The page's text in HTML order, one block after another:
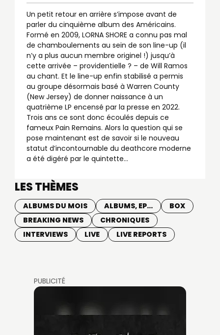
Un petit retour en arrière s’impose avant de
parler du cinquième album des Américains.
Formé en 2009, LORNA SHORE a connu pas mal
de chamboulements au sein de son line-up (il
n’y a plus aucun membre originel !) jusqu’à
cette arrivée – providentielle ? – de Will Ramos
au chant. Et le line-up enfin stabilisé a permis
au groupe désormais basé à Warren County
(New Jersey) de donner naissance à un
quatrième LP encensé par la presse en 2022.
Trois ans ce sont donc écoulés depuis ce
fameux Pain Remains. Alors la question qui se
pose maintenant est de savoir si le nouveau
statut d’incontournable du deathcore moderne
a été digéré par le quintette...
LES THÈMES
ALBUMS DU MOIS ALBUMS, EP...
BOX
BREAKING NEWS
CHRONIQUES
INTERVIEWS
LIVE LIVE REPORTS
PUBLICITÉ